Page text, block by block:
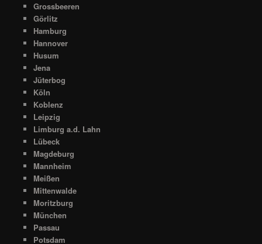
Grossbeeren
Görlitz
Hamburg
Hannover
Husum
Jena
Jüterbog
Köln
Koblenz
Leipzig
Limburg a.d. Lahn
Lübeck
Magdeburg
Mannheim
Meißen
Mittenwalde
Moritzburg
München
Passau
Potsdam